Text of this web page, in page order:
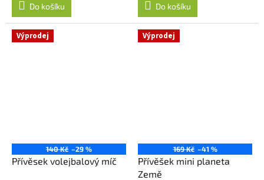
Do košíku Do košíku
Výprodej
140 Kč –29 %
Přívěsek volejbalový míč
Výprodej
169 Kč –41 %
Přívěšek mini planeta
Země